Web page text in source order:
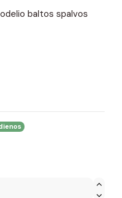
baltos spalvos